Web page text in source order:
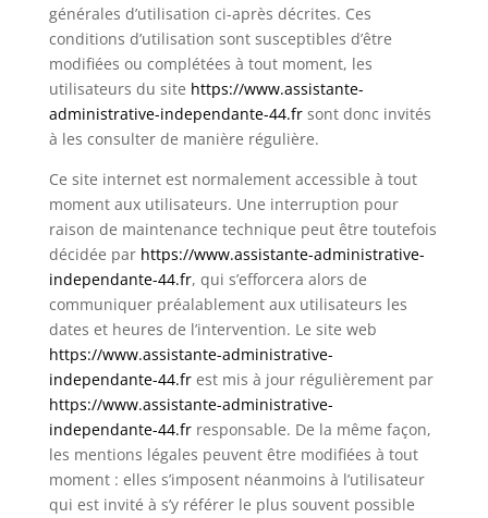
générales d’utilisation ci-après décrites. Ces
conditions d’utilisation sont susceptibles d’être
modifiées ou complétées à tout moment, les
utilisateurs du site https://www.assistante-
administrative-independante-44.frsont donc invités
à les consulter de manière régulière.
Ce site internet est normalement accessible à tout
moment aux utilisateurs. Une interruption pour
raison de maintenance technique peut être toutefois
décidée par https://www.assistante-administrative-
independante-44.fr, qui s’efforcera alors de
communiquer préalablement aux utilisateurs les
dates et heures de l’intervention. Le site web
https://www.assistante-administrative-
independante-44.frest mis à jour régulièrement par
https://www.assistante-administrative-
independante-44.frresponsable. De la même façon,
les mentions légales peuvent être modifiées à tout
moment : elles s’imposent néanmoins à l’utilisateur
qui est invité à s’y référer le plus souvent possible